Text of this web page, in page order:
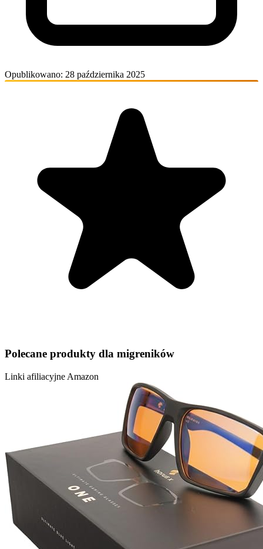
Opublikowano: 28 października 2025
Polecane produkty dla migreników
Linki afiliacyjne Amazon